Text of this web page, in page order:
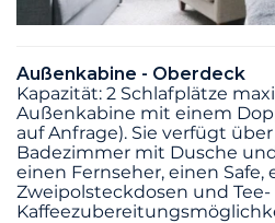
Außenkabine - Oberdeck
Kapazität: 2 Schlafplätze
Außenkabine mit einem
auf Anfrage). Sie verfügt
Badezimmer mit Dusche
einen Fernseher, einen Safe,
Zweipolsteckdosen und